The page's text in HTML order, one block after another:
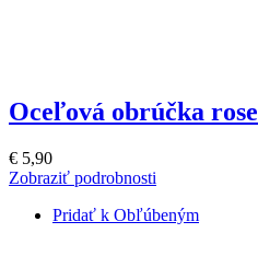
Oceľová obrúčka rose
€ 5,90
Zobraziť podrobnosti
Pridať k Obľúbeným